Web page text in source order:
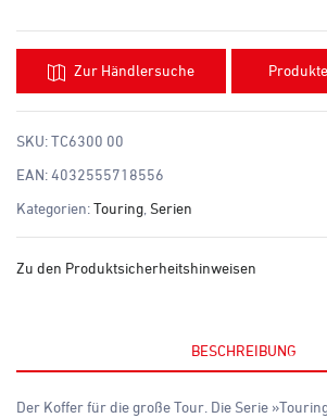
Zur Händlersuche
SKU:TC6300 00
EAN:4032555718556
Kategorien:Touring Serien
Zu den Produktsicherheitshinweisen
BESCHREIBUNG
Der Koffer für die große Tour. Die Serie